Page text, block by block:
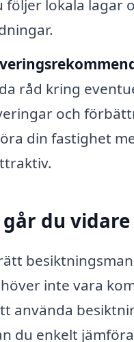
följer lokala lagar
råd kring
och
din fastighet
går du vidare
inte vara
använda
du enkelt